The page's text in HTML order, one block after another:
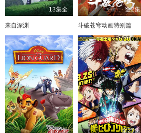
13集全
来自深渊
全2集
斗破苍穹动画特别篇
全30集 全25集